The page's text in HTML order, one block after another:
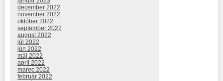
december 2022
november 2022
október 2022
september 2022
august 2022
júl 2022
jún 2022
máj 2022
apríl 2022
marec 2022
február 2022